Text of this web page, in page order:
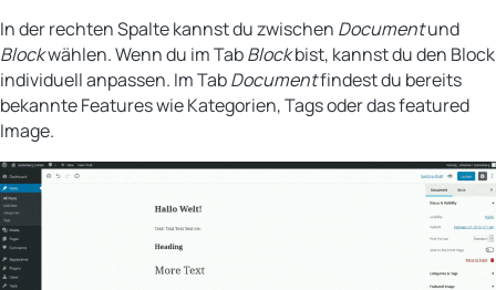
In der rechten Spalte kannst du zwischen Documentund
Blockwählen. Wenn du im TabBlockbist, kannst du den Block
individuell anpassen. Im TabDocumentfindest du bereits
bekannte Features wie Kategorien, Tags oder das featured
Image.